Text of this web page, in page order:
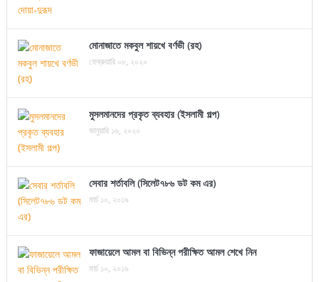
মোনাজাতে মকবুল শায়খে বর্ণভী (রহ)
ফেব্রুয়ারি ০৮, ২০২০
মুসলমানদের প্রকৃত ব্যবহার (ইসলামী গল্প)
জানুয়ারি ১৬, ২০২০
সেবার শর্তাবলি (সিলেট৭৮৬ ডট কম এর)
মার্চ ১০, ২০১৯
ফাজায়েলে আমল বা বিভিন্ন পরীক্ষিত আমল শেখে নিন
মার্চ ১০, ২০১৯